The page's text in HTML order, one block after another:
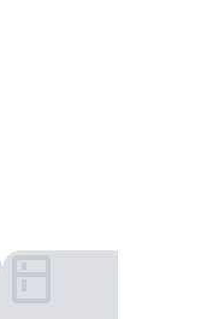
City Hotel